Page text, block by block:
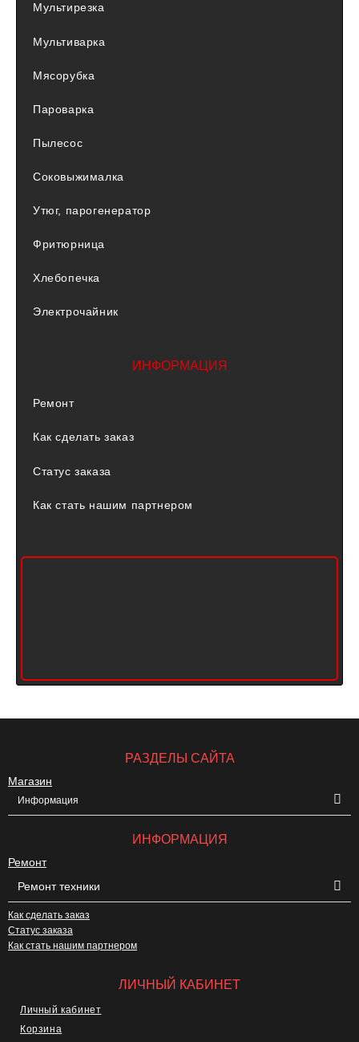
Мультирезка
Мультиварка
Мясорубка
Пароварка
Пылесос
Соковыжималка
Утюг, парогенератор
Фритюрница
Хлебопечка
Электрочайник
ИНФОРМАЦИЯ
Ремонт
Как сделать заказ
Статус заказа
Как стать нашим партнером
РАЗДЕЛЫ САЙТА
Магазин
Информация
ИНФОРМАЦИЯ
Ремонт
Ремонт техники
Как сделать заказ
Статус заказа
Как стать нашим партнером
ЛИЧНЫЙ КАБИНЕТ
Личный кабинет
Корзина